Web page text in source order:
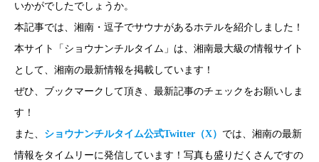
いかがでしたでしょうか。
本記事では、湘南・逗子でサウナがあるホテルを紹介しました！
本サイト「ショウナンチルタイム」は、湘南最大級の情報サイト
として、湘南の最新情報を掲載しています！
ぜひ、ブックマークして頂き、最新記事のチェックをお願いしま
す！
また、 ショウナンチルタイム公式Twitter（X） では、湘南の最新
情報をタイムリーに発信しています！写真も盛りだくさんですの